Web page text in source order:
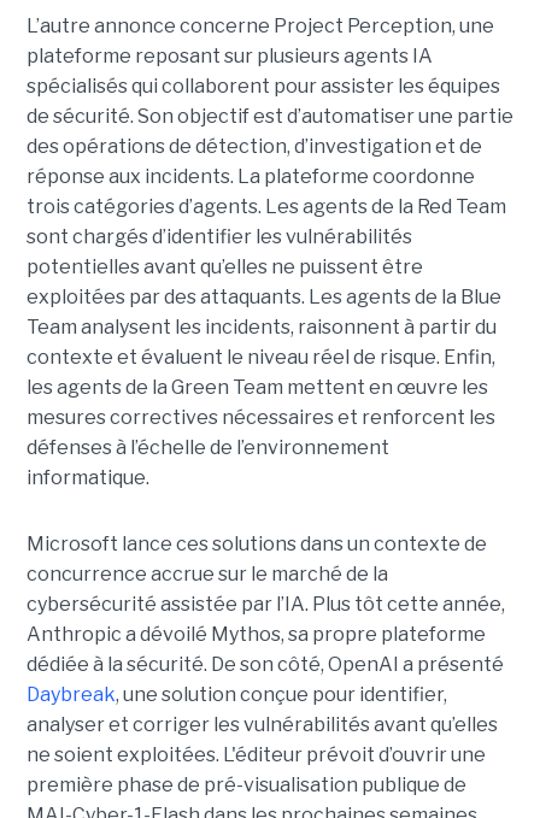
L’autre annonce concerne Project Perception, une
plateforme reposant sur plusieurs agents IA
spécialisés qui collaborent pour assister les équipes
de sécurité. Son objectif est d’automatiser une partie
des opérations de détection, d’investigation et de
réponse aux incidents. La plateforme coordonne
trois catégories d’agents. Les agents de la Red Team
sont chargés d’identifier les vulnérabilités
potentielles avant qu’elles ne puissent être
exploitées par des attaquants. Les agents de la Blue
Team analysent les incidents, raisonnent à partir du
contexte et évaluent le niveau réel de risque. Enfin,
les agents de la Green Team mettent en œuvre les
mesures correctives nécessaires et renforcent les
défenses à l’échelle de l’environnement
informatique.
Microsoft lance ces solutions dans un contexte de
concurrence accrue sur le marché de la
cybersécurité assistée par l’IA. Plus tôt cette année,
Anthropic a dévoilé Mythos, sa propre plateforme
dédiée à la sécurité. De son côté, OpenAI a présenté
Daybreak, une solution conçue pour identifier,
analyser et corriger les vulnérabilités avant qu’elles
ne soient exploitées. L'éditeur prévoit d’ouvrir une
première phase de pré-visualisation publique de